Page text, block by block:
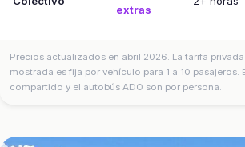
extras
Precios actualizados en abril 2026. La tarifa privada
mostrada es fija por vehículo para 1 a 10 pasajeros.
compartido y el autobús ADO son por persona.